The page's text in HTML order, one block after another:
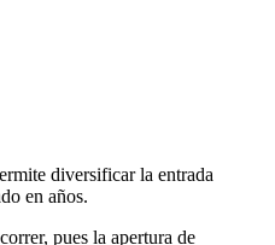
diversificar la entrada
en años.
pues la apertura de